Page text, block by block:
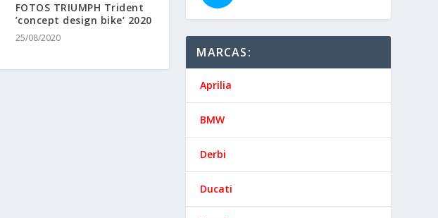
FOTOS TRIUMPH Trident
’concept design bike’ 2020
25/08/2020
MARCAS:
Aprilia
BMW
Derbi
Ducati